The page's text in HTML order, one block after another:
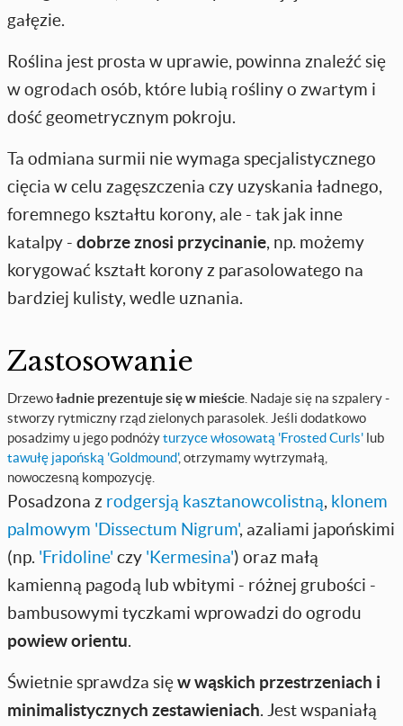
gałęzie.
Roślina jest prosta w uprawie, powinna znaleźć się
w ogrodach osób, które lubią rośliny o zwartym i
dość geometrycznym pokroju.
Ta odmiana surmii nie wymaga specjalistycznego
cięcia w celu zagęszczenia czy uzyskania ładnego,
foremnego kształtu korony, ale - tak jak inne
katalpy - dobrze znosi przycinanie, np. możemy
korygować kształt korony z parasolowatego na
bardziej kulisty, wedle uznania.
Zastosowanie
Drzewoładnie prezentuje się w mieście . Nadaje się na szpalery -
stworzy rytmiczny rząd zielonych parasolek. Jeśli dodatkowo
posadzimy u jego podnóżyturzyce włosowatą 'Frosted Curls' lub
tawułę japońską 'Goldmound', otrzymamy wytrzymałą,
nowoczesną kompozycję.
Posadzona z rodgersją kasztanowcolistną, klonem
palmowym 'Dissectum Nigrum', azaliami japońskimi
(np. 'Fridoline' czy 'Kermesina') oraz małą
kamienną pagodą lub wbitymi - różnej grubości -
bambusowymi tyczkami wprowadzi do ogrodu
powiew orientu.
Świetnie sprawdza sięw wąskich przestrzeniach i
minimalistycznych zestawieniach. Jest wspaniałą